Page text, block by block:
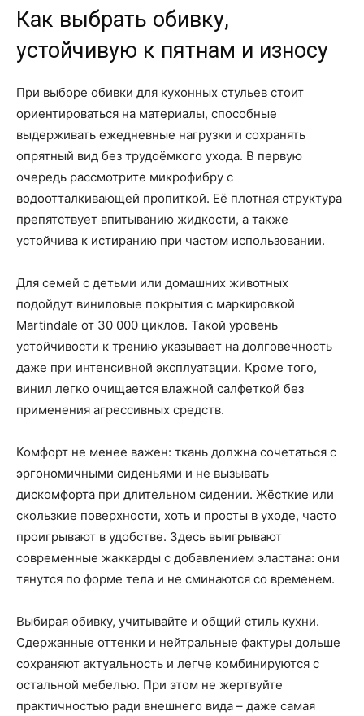
Как выбрать обивку,
устойчивую к пятнам и износу
При выборе обивки для кухонных стульев стоит
ориентироваться на материалы, способные
выдерживать ежедневные нагрузки и сохранять
опрятный вид без трудоёмкого ухода. В первую
очередь рассмотрите микрофибру с
водоотталкивающей пропиткой. Её плотная структура
препятствует впитыванию жидкости, а также
устойчива к истиранию при частом использовании.
Для семей с детьми или домашних животных
подойдут виниловые покрытия с маркировкой
Martindale от 30 000 циклов. Такой уровень
устойчивости к трению указывает на долговечность
даже при интенсивной эксплуатации. Кроме того,
винил легко очищается влажной салфеткой без
применения агрессивных средств.
Комфорт не менее важен: ткань должна сочетаться с
эргономичными сиденьями и не вызывать
дискомфорта при длительном сидении. Жёсткие или
скользкие поверхности, хоть и просты в уходе, часто
проигрывают в удобстве. Здесь выигрывают
современные жаккарды с добавлением эластана: они
тянутся по форме тела и не сминаются со временем.
Выбирая обивку, учитывайте и общий стиль кухни.
Сдержанные оттенки и нейтральные фактуры дольше
сохраняют актуальность и легче комбинируются с
остальной мебелью. При этом не жертвуйте
практичностью ради внешнего вида – даже самая